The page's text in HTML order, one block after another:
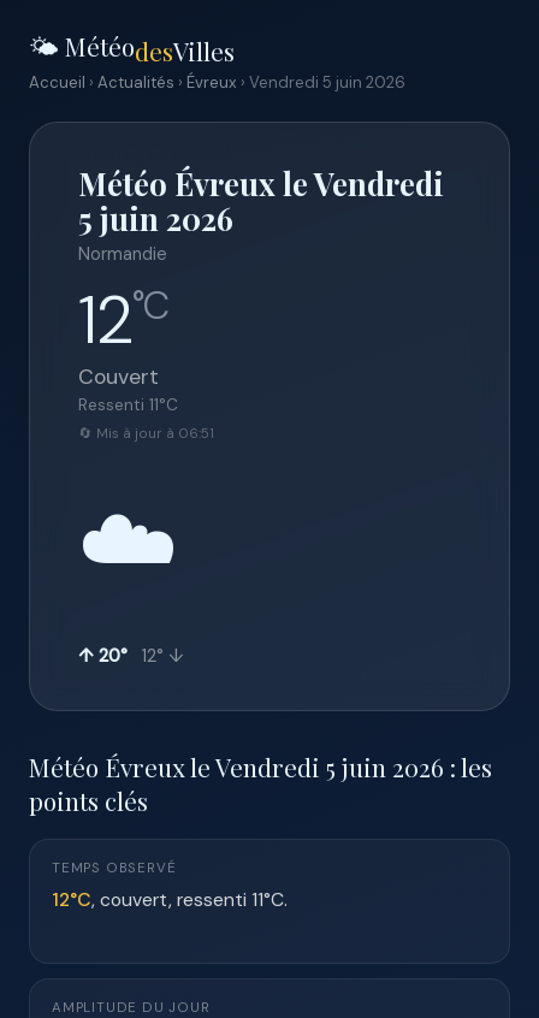
🌤️ MétéodesVilles
Accueil › Actualités › Évreux › Vendredi 5 juin 2026
Météo Évreux le Vendredi
5 juin 2026
Normandie
12°C
Couvert
Ressenti 11°C
🔄 Mis à jour à 06:51
☁️
↑ 20° 12° ↓
Météo Évreux le Vendredi 5 juin 2026 : les
points clés
TEMPS OBSERVÉ
12°C, couvert, ressenti 11°C.
AMPLITUDE DU JOUR